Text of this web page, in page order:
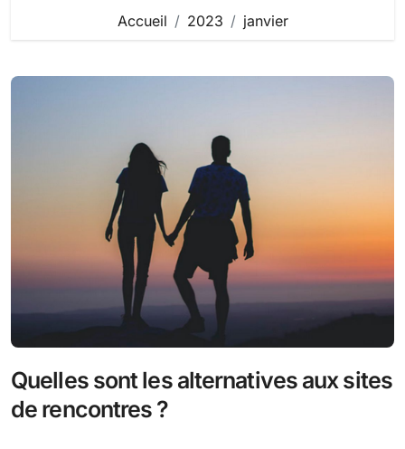
Accueil 2023 janvier
Quelles sont les alternatives aux sites
de rencontres ?